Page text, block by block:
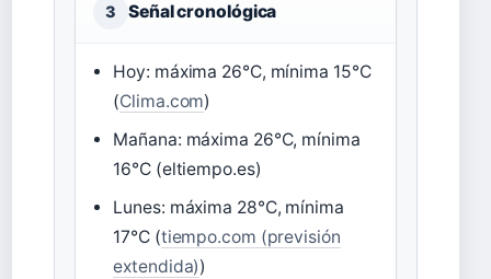
3 Señal cronológica
Hoy: máxima 26°C, mínima 15°C
(Clima.com)
Mañana: máxima 26°C, mínima
16°C (eltiempo.es)
Lunes: máxima 28°C, mínima
17°C (tiempo.com (previsión
extendida))